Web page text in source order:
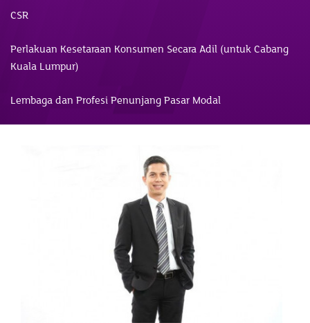
CSR
Perlakuan Kesetaraan Konsumen Secara Adil (untuk Cabang
Kuala Lumpur)
Lembaga dan Profesi Penunjang Pasar Modal